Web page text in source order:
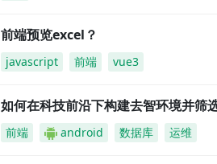
前端预览excel？
javascript 前端 vue3
如何在科技前沿下构建去智环境并筛
前端 android 数据库 运维